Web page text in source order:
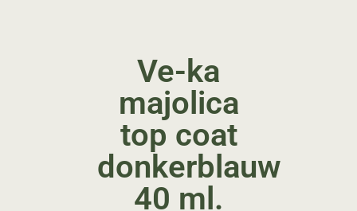
Ve-ka
majolica
top coat
donkerblauw
40 ml.